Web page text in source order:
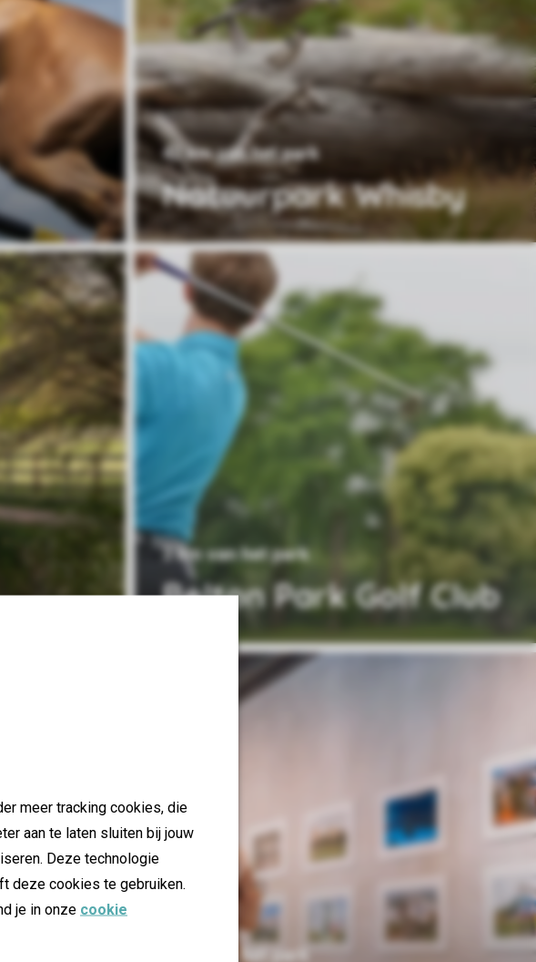
meer tracking cookies, die
aan te laten sluiten bij jouw
Deze technologie
deze cookies te gebruiken.
je in onze cookie
Natuurpark Whisby
42 km van het park
Belton Park Golf Club
3 km van het park
5 km van het park